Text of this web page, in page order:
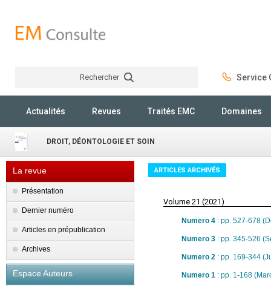
Rechercher Service
Actualités Revues Traités EMC Domaines
DROIT, DÉONTOLOGIE ET SOIN
La revue
Présentation
Dernier numéro
Articles en prépublication
Archives
Espace Auteurs
ARTICLES ARCHIVÉS
Volume 21 (2021)
Numero 4 : pp. 527-678
Numero 3 : pp. 345-526
Numero 2 : pp. 169-344
Numero 1 : pp. 1-168